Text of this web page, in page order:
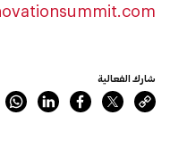
شارك الفعالية